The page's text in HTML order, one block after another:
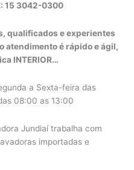
15 3042-0300
qualificados e experientes
atendimento é rápido e ágil,
INTERIOR…
a Sexta-feira das
08:00 as 13:00
Jundiaí trabalha com
importadas e